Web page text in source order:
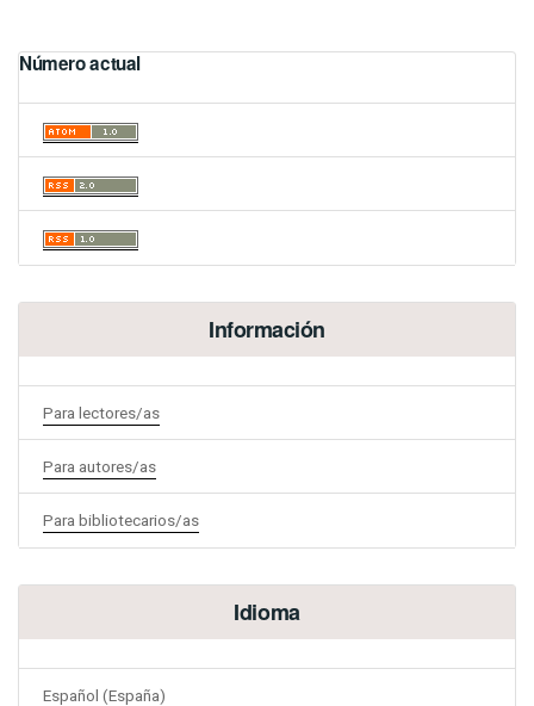
Número actual
Información
Para lectores/as
Para autores/as
Para bibliotecarios/as
Idioma
Español (España)